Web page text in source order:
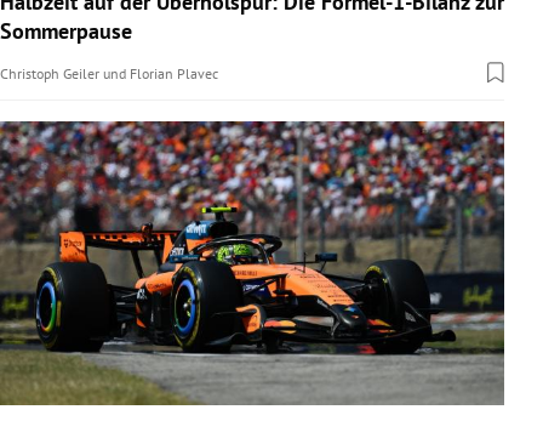
Sommerpause
Christoph Geiler und Florian Plavec